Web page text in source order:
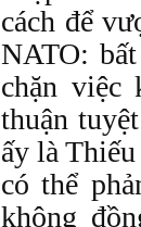
cách để
NATO:
chặn
thuận
ấy là
có thể
không